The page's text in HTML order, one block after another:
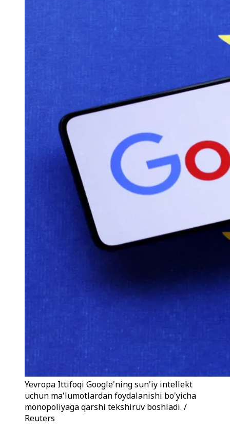
Yevropa Ittifoqi Google'ning sun'iy intellekt
uchun ma'lumotlardan foydalanishi bo'yicha
monopoliyaga qarshi tekshiruv boshladi. /
Reuters